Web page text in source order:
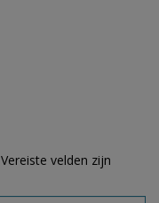
Vereiste velden zijn